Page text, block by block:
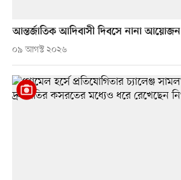
আন্তর্জাতিক আদিবাসী দিবসে নানা আয়োজন
০৯ আগস্ট ২০২৬